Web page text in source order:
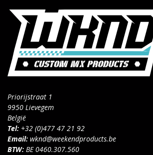
Priorijstraat 1
9950 Lievegem
België
Tel: +32 (0)477 47 21 92
Email: wknd@weekendproducts.be
BTW: BE 0460.307.560